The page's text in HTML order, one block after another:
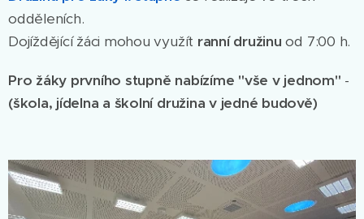
odděleních.
Dojíždějící žáci mohou využít ranní družinu od 7:00 h.
Pro žáky prvního stupně nabízíme "vše v jednom" -
(škola, jídelna a školní družina v jedné budově)